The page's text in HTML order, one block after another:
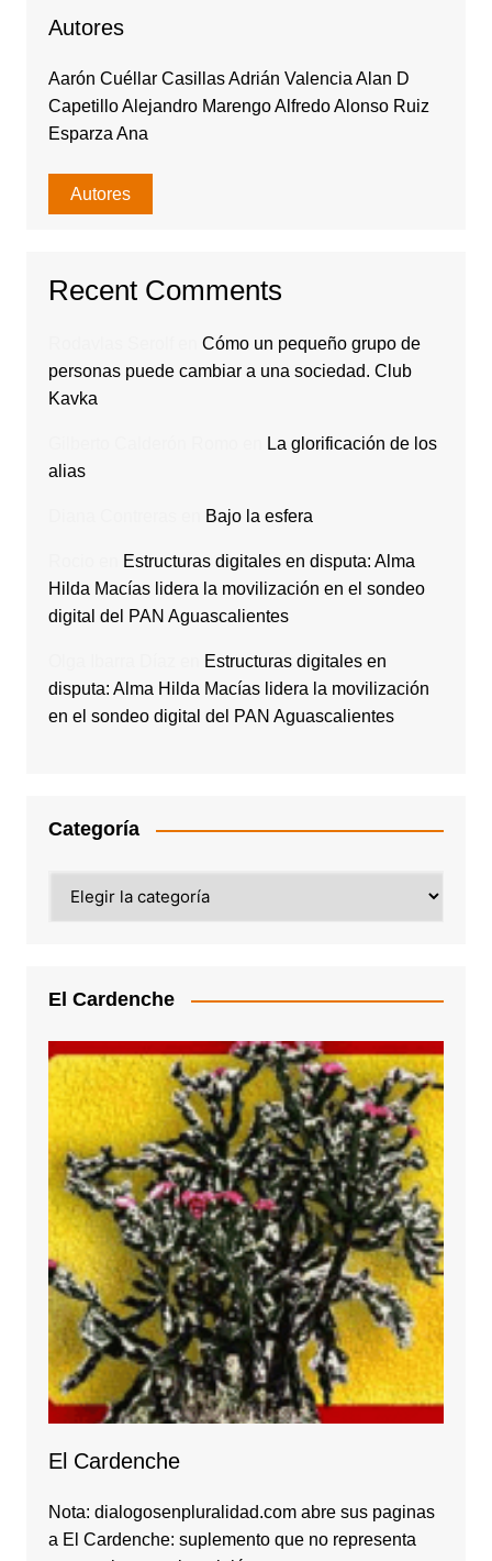
Autores
Aarón Cuéllar Casillas Adrián Valencia Alan D
Capetillo Alejandro Marengo Alfredo Alonso Ruiz
Esparza Ana
Autores
Recent Comments
Cómo un pequeño grupo de
personas puede cambiar a una sociedad. Club
Kavka
La glorificación de los
alias
Bajo la esfera
Estructuras digitales en disputa: Alma
Hilda Macías lidera la movilización en el sondeo
digital del PAN Aguascalientes
Estructuras digitales en
disputa: Alma Hilda Macías lidera la movilización
en el sondeo digital del PAN Aguascalientes
Categoría
El Cardenche
El Cardenche
Nota: dialogosenpluralidad.com abre sus paginas
a El Cardenche: suplemento que no representa